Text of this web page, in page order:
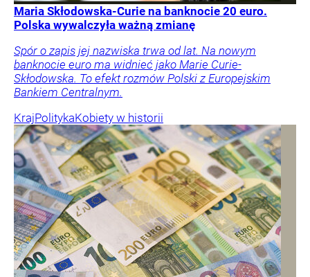
Maria Skłodowska-Curie na banknocie 20 euro.
Polska wywalczyła ważną zmianę
Spór o zapis jej nazwiska trwa od lat. Na nowym
banknocie euro ma widnieć jako Marie Curie-
Skłodowska. To efekt rozmów Polski z Europejskim
Bankiem Centralnym.
KrajPolitykaKobiety w historii